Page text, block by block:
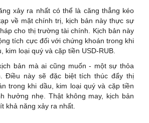
xảy ra nhất có thể là căng thẳng kéo
về mặt chính trị, kịch bản này thực sự
cho thị trường tài chính. Kịch bản này
tích cực đối với chứng khoán trong khi
kim loại quý và cặp tiền USD-RUB.
bản mà ai cũng muốn - một sự thỏa
Điều này sẽ đặc biệt tích thúc đẩy thị
trong khi dầu, kim loại quý và cặp tiền
hưởng nhẹ. Thật không may, kịch bản
khả năng xảy ra nhất.